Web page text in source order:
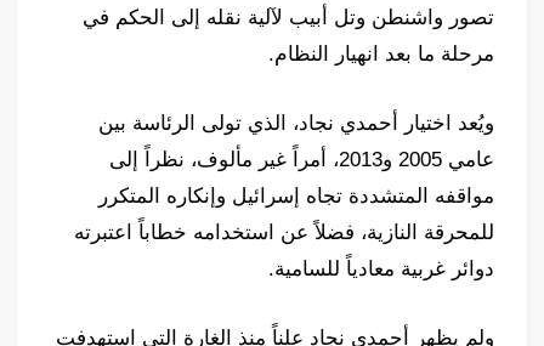
تصور واشنطن وتل أبيب لآلية نقله إلى الحكم في
مرحلة ما بعد انهيار النظام.
ويُعد اختيار أحمدي نجاد، الذي تولى الرئاسة بين
عامي 2005 و2013، أمراً غير مألوف، نظراً إلى
مواقفه المتشددة تجاه إسرائيل وإنكاره المتكرر
للمحرقة النازية، فضلاً عن استخدامه خطاباً اعتبرته
دوائر غربية معادياً للسامية.
ولم يظهر أحمدي نجاد علناً منذ الغارة التي استهدفت